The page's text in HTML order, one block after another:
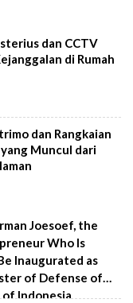
dan CCTV
di Rumah
dan Rangkaian
Muncul dari
Joesoef, the
Who Is
Inaugurated as
of Defense of
Indonesia